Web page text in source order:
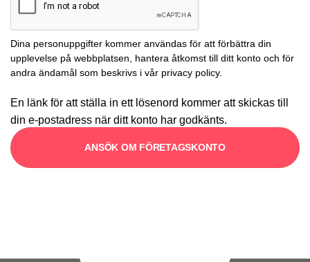
Dina personuppgifter kommer användas för att förbättra din
upplevelse på webbplatsen, hantera åtkomst till ditt konto och för
andra ändamål som beskrivs i vår privacy policy.
En länk för att ställa in ett lösenord kommer att skickas till
din e-postadress när ditt konto har godkänts.
ANSÖK OM FÖRETAGSKONTO